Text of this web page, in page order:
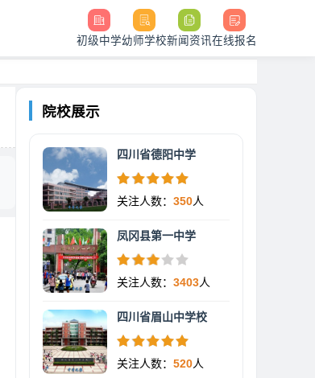
初级中学幼师学校新闻资讯在线报名
院校展示
四川省德阳中学
关注人数： 350人
凤冈县第一中学
关注人数： 3403人
四川省眉山中学校
关注人数： 520人